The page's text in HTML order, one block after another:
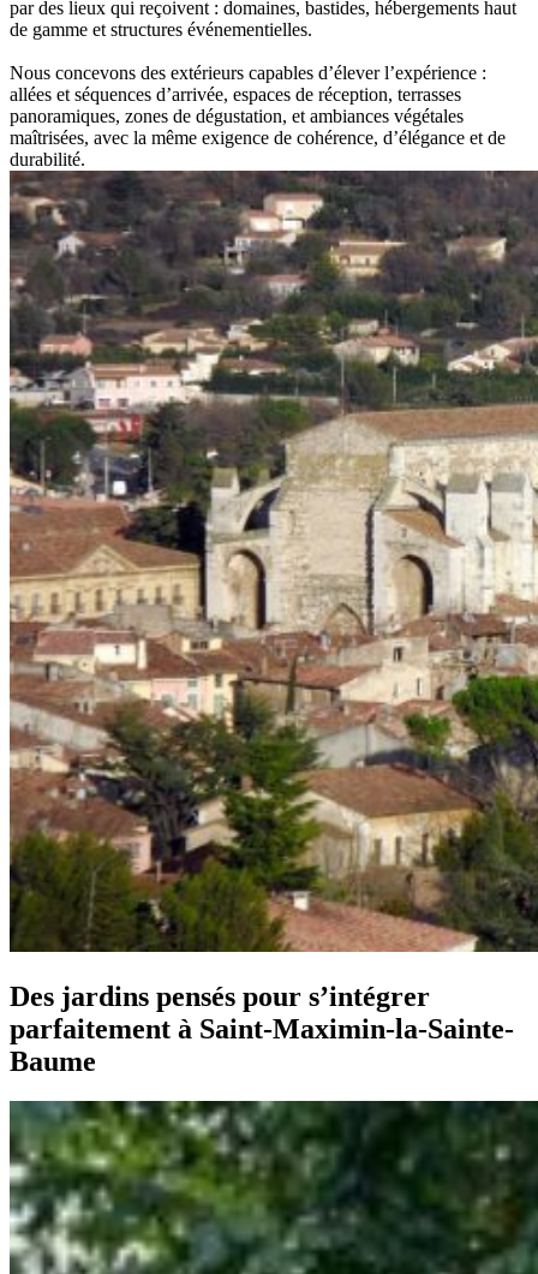
par des lieux qui reçoivent : domaines, bastides, hébergements haut
de gamme et structures événementielles.
Nous concevons des extérieurs capables d’élever l’expérience :
allées et séquences d’arrivée, espaces de réception, terrasses
panoramiques, zones de dégustation, et ambiances végétales
maîtrisées, avec la même exigence de cohérence, d’élégance et de
durabilité.
Des jardins pensés pour s’intégrer
parfaitement à Saint-Maximin-la-Sainte-
Baume